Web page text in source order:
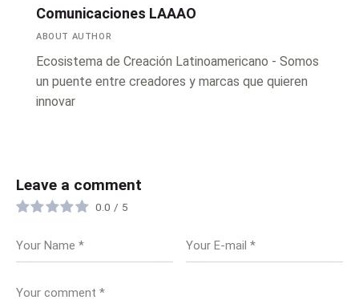
Comunicaciones LAAAO
ABOUT AUTHOR
Ecosistema de Creación Latinoamericano - Somos
un puente entre creadores y marcas que quieren
innovar
Leave a comment
0.0 / 5